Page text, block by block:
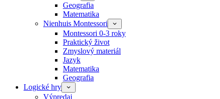
Geografia
Matematika
Nienhuis Montessori
Montessori 0-3 roky
Praktický život
Zmyslový materiál
Jazyk
Matematika
Geografia
Logické hry
Výpredaj